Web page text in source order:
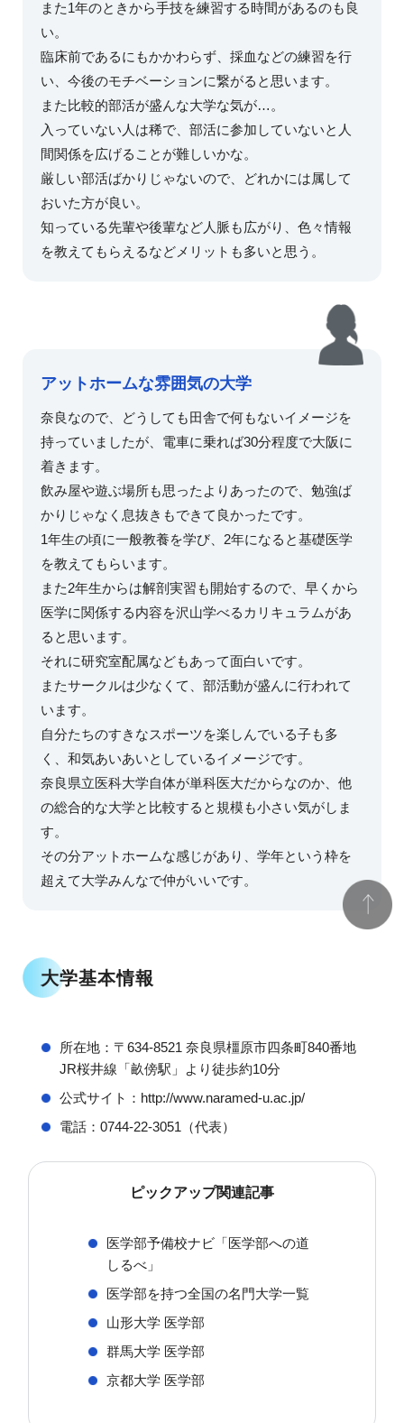
また1年のときから手技を練習する時間があるのも良
い。
臨床前であるにもかかわらず、採血などの練習を行
い、今後のモチベーションに繋がると思います。
また比較的部活が盛んな大学な気が…。
入っていない人は稀で、部活に参加していないと人
間関係を広げることが難しいかな。
厳しい部活ばかりじゃないので、どれかには属して
おいた方が良い。
知っている先輩や後輩など人脈も広がり、色々情報
を教えてもらえるなどメリットも多いと思う。
アットホームな雰囲気の大学
奈良なので、どうしても田舎で何もないイメージを
持っていましたが、電車に乗れば30分程度で大阪に
着きます。
飲み屋や遊ぶ場所も思ったよりあったので、勉強ば
かりじゃなく息抜きもできて良かったです。
1年生の頃に一般教養を学び、2年になると基礎医学
を教えてもらいます。
また2年生からは解剖実習も開始するので、早くから
医学に関係する内容を沢山学べるカリキュラムがあ
ると思います。
それに研究室配属などもあって面白いです。
またサークルは少なくて、部活動が盛んに行われて
います。
自分たちのすきなスポーツを楽しんでいる子も多
く、和気あいあいとしているイメージです。
奈良県立医科大学自体が単科医大だからなのか、他
の総合的な大学と比較すると規模も小さい気がしま
す。
その分アットホームな感じがあり、学年という枠を
超えて大学みんなで仲がいいです。
大学基本情報
所在地：〒634-8521 奈良県橿原市四条町840番地
JR桜井線「畝傍駅」より徒歩約10分
公式サイト：http://www.naramed-u.ac.jp/
電話：0744-22-3051（代表）
ピックアップ関連記事
医学部予備校ナビ「医学部への道
しるべ」
医学部を持つ全国の名門大学一覧
山形大学 医学部
群馬大学 医学部
京都大学 医学部